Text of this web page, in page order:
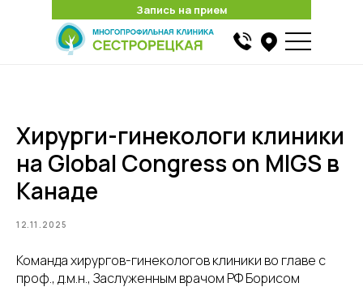
Запись на прием
Запись на прием
Хирурги-гинекологи клиники
на Global Congress on MIGS в
Канаде
12.11.2025
Команда хирургов-гинекологов клиники во главе с
проф., д.м.н., Заслуженным врачом РФ Борисом